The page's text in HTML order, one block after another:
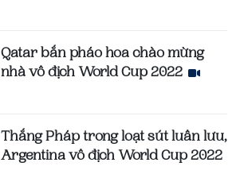
Qatar bắn pháo hoa chào mừng
nhà vô địch World Cup 2022
Thắng Pháp trong loạt sút luân lưu,
Argentina vô địch World Cup 2022